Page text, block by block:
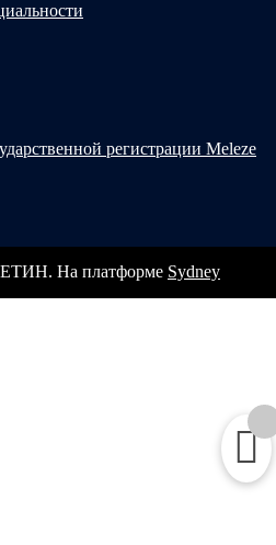
регистрации Meleze
На платформе Sydney